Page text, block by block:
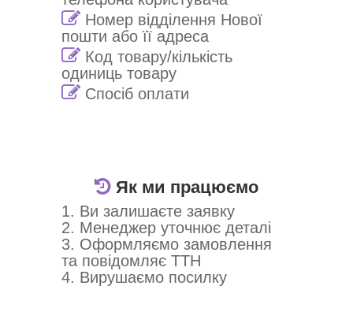
Як ми працюємо
1. Ви залишаєте заявку
2. Менеджер уточнює деталі
3. Оформляємо замовлення
та повідомляє ТТН
4. Вирушаємо посилку
Номер відділення Нової
пошти або її адреса
Код товару/кількість
одиниць товару
Спосіб оплати